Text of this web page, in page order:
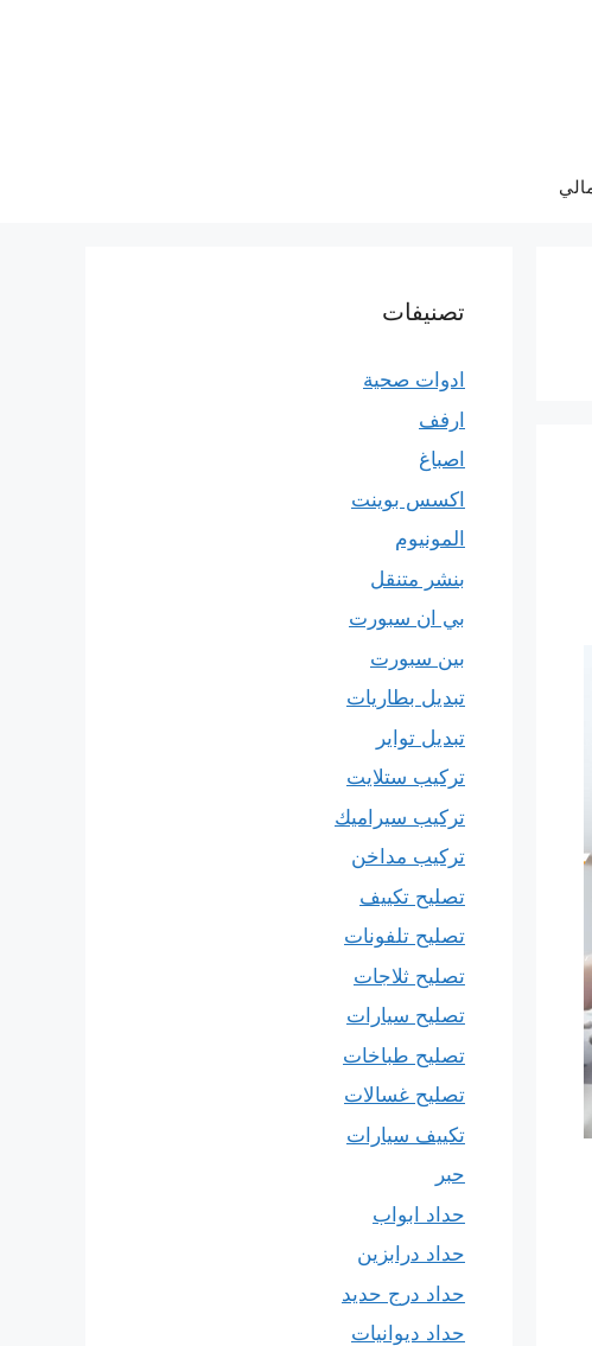
تصنيفات
ادوات صحية
ارفف
اصباغ
اكسس بوينت
المونيوم
بنشر متنقل
بي ان سبورت
بين سبورت
تبديل بطاريات
تبديل تواير
تركيب ستلايت
تركيب سيراميك
تركيب مداخن
تصليح تكييف
تصليح تلفونات
تصليح ثلاجات
تصليح سيارات
تصليح طباخات
تصليح غسالات
تكييف سيارات
حبر
حداد ابواب
حداد درابزين
حداد درج حديد
حداد ديوانيات